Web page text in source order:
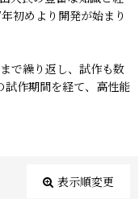
初めより開発が始まり
で繰り返し、試作も数
試作期間を経て、高性能
表示順変更